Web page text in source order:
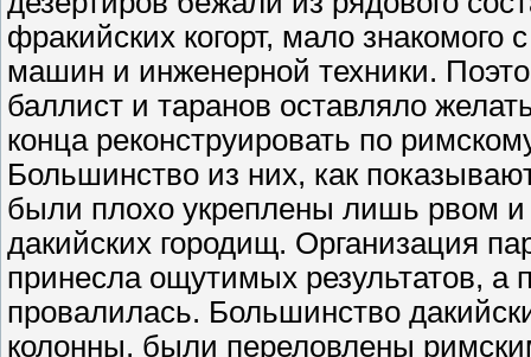
фракийских когорт, мало
машин и инженерной техники.
баллист и таранов оставляло
конца реконструировать по
Большинство из них, как
были плохо укреплены лишь рвом и
дакийских городищ. Организация
принесла ощутимых результатов, а
провалилась. Большинство
колонны, были переловлены